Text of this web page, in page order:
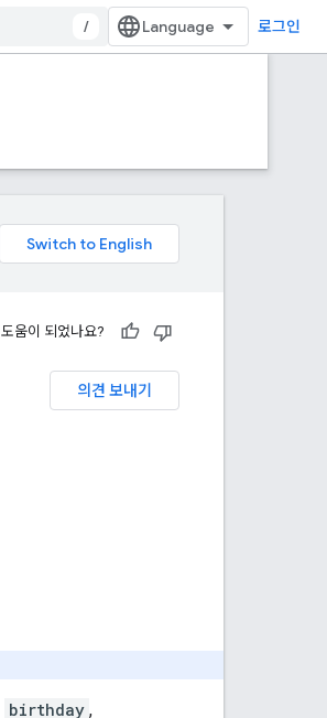
/ 로그인
도움이 되었나요?
의견 보내기
birthday ,